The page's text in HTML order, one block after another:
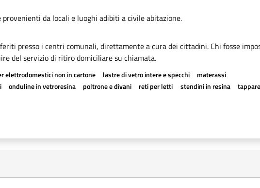
da locali e luoghi adibiti a civile abitazione.
presso i centri comunali, direttamente a cura dei cittadini. Chi fosse
del servizio di ritiro domiciliare su chiamata.
elettrodomestici non in cartone lastre di vetro intere e specchi
materassi
onduline in vetroresina poltrone e divani reti per letti stendini in resina